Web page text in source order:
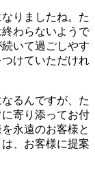
りましたね。た
わらないようで
いて過ごしやす
けていただけれ
るんですが、た
寄り添ってお付
永遠のお客様と
、お客様に提案